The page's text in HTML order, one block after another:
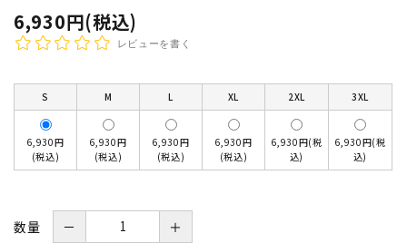
6,930円(税込)
レビューを書く
S M L XL 2XL 3XL
6,930円
(税込)
6,930円
(税込)
6,930円
(税込)
6,930円
(税込)
6,930円(税
込)
6,930円(税
込)
数量 － ＋